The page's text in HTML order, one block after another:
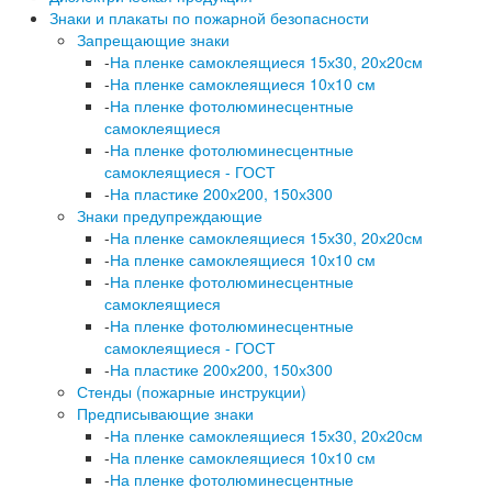
Знаки и плакаты по пожарной безопасности
Запрещающие знаки
-На пленке самоклеящиеся 15х30, 20х20см
-На пленке самоклеящиеся 10х10 см
-На пленке фотолюминесцентные
самоклеящиеся
-На пленке фотолюминесцентные
самоклеящиеся - ГОСТ
-На пластике 200х200, 150х300
Знаки предупреждающие
-На пленке самоклеящиеся 15х30, 20х20см
-На пленке самоклеящиеся 10х10 см
-На пленке фотолюминесцентные
самоклеящиеся
-На пленке фотолюминесцентные
самоклеящиеся - ГОСТ
-На пластике 200х200, 150х300
Стенды (пожарные инструкции)
Предписывающие знаки
-На пленке самоклеящиеся 15х30, 20х20см
-На пленке самоклеящиеся 10х10 см
-На пленке фотолюминесцентные